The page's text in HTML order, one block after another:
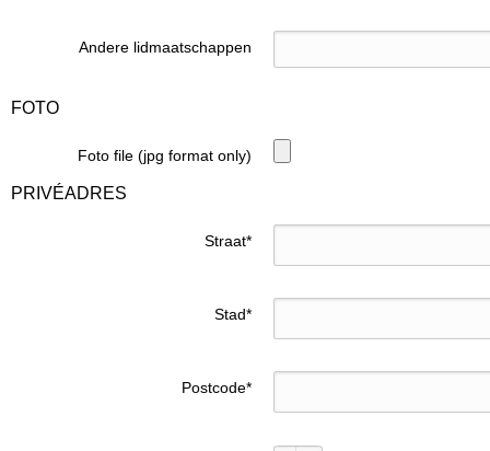
Andere lidmaatschappen
FOTO
Foto file (jpg format only)
PRIVÉADRES
Straat*
Stad*
Postcode*